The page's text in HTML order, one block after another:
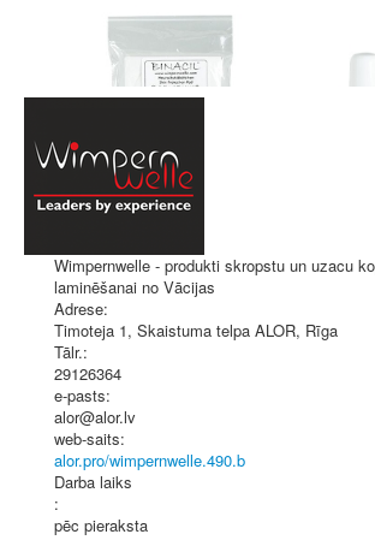
Wimpernwelle - produkti skropstu un uzacu
laminēšanai no Vācijas
Adrese:
Timoteja 1, Skaistuma telpa ALOR, Rīga
Tālr.:
29126364
e-pasts:
alor@alor.lv
web-saits:
alor.pro/wimpernwelle.490.b
Darba laiks
:
pēc pieraksta